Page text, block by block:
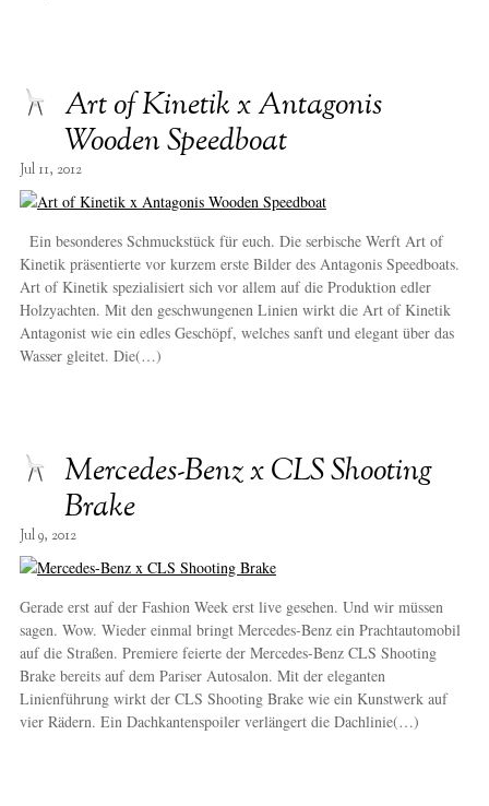
Art of Kinetik x Antagonis
Wooden Speedboat
Jul 11, 2012
Ein besonderes Schmuckstück für euch. Die serbische Werft Art of
Kinetik präsentierte vor kurzem erste Bilder des Antagonis Speedboats.
Art of Kinetik spezialisiert sich vor allem auf die Produktion edler
Holzyachten. Mit den geschwungenen Linien wirkt die Art of Kinetik
Antagonist wie ein edles Geschöpf, welches sanft und elegant über das
Wasser gleitet. Die(…)
Mercedes-Benz x CLS Shooting
Brake
Jul 9, 2012
Gerade erst auf der Fashion Week erst live gesehen. Und wir müssen
sagen. Wow. Wieder einmal bringt Mercedes-Benz ein Prachtautomobil
auf die Straßen. Premiere feierte der Mercedes-Benz CLS Shooting
Brake bereits auf dem Pariser Autosalon. Mit der eleganten
Linienführung wirkt der CLS Shooting Brake wie ein Kunstwerk auf
vier Rädern. Ein Dachkantenspoiler verlängert die Dachlinie(…)